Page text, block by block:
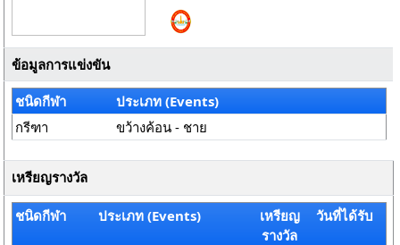
ข้อมูลการแข่งขัน
ชนิดกีฬา
ประเภท (Events)
กรีฑา
ขว้างค้อน - ชาย
เหรียญรางวัล
ชนิดกีฬา ประเภท (Events)
เหรียญ
รางวัล
วันที่ได้รับ